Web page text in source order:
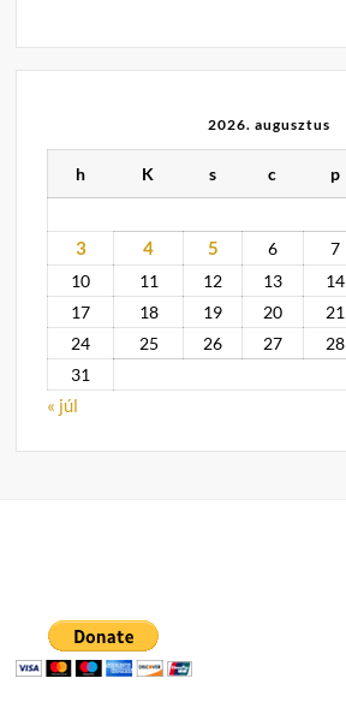
2026. augusztus
h K s c p
3
4 5 6 7
10
11 12 13 14
17
18 19 20 21
24
25 26 27 28
31
« júl